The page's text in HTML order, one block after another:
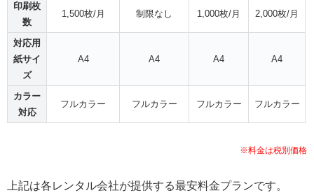
印刷枚
数
1,500枚/月 制限なし 1,000枚/月 2,000枚/月
対応用
紙サイ
ズ
A4 A4 A4 A4
カラー
対応
フルカラー フルカラー フルカラー フルカラー
※料金は税別価格
上記は各レンタル会社が提供する最安料金プランです。